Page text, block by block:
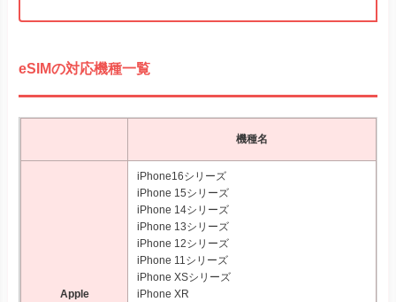
eSIMの対応機種一覧
機種名
Apple
iPhone16シリーズ
iPhone 15シリーズ
iPhone 14シリーズ
iPhone 13シリーズ
iPhone 12シリーズ
iPhone 11シリーズ
iPhone XSシリーズ
iPhone XR